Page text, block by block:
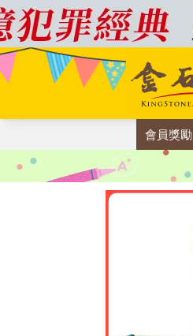
會員獎勵